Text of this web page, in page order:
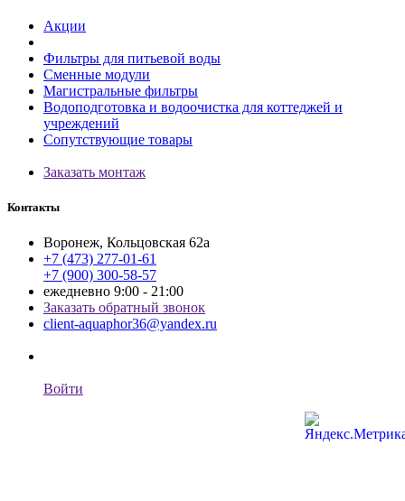
Акции
Фильтры для питьевой воды
Сменные модули
Магистральные фильтры
Водоподготовка и водоочистка для коттеджей и
учреждений
Сопутствующие товары
Заказать монтаж
Контакты
Воронеж, Кольцовская 62а
+7 (473) 277-01-61
+7 (900) 300-58-57
ежедневно 9:00 - 21:00
Заказать обратный звонок
client-aquaphor36@yandex.ru
Войти